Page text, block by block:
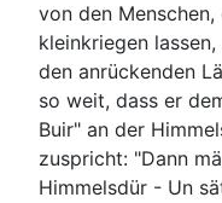
von den
kleinkriegen
den anrückenden
so weit, dass er
Buir" an der
zuspricht: "Dann
Himmelsdür - Un